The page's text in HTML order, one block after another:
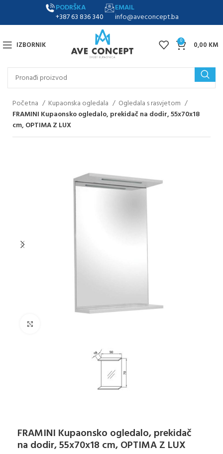
PODRŠKA
+387 63 836 340
EMAIL
info@aveconcept.ba
IZBORNIK 0 0,00 KM
Početna Kupaonska ogledala
Ogledala s rasvjetom
FRAMINI Kupaonsko ogledalo, prekidač na dodir, 55x70x18
cm, OPTIMA Z LUX
FRAMINI Kupaonsko ogledalo, prekidač
na dodir, 55x70x18 cm, OPTIMA Z LUX